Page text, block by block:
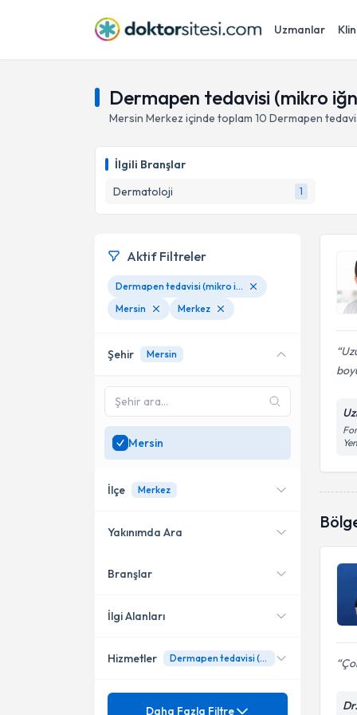
Uzmanlar
Dermapen tedavisi (mikro
Mersin Merkez içinde toplam 10 Dermapen
İlgili Branşlar
Dermatoloji
1
Aktif Filtreler
Dermapen tedavisi (mikro iğneleme)
Mersin
Merkez
Şehir Mersin
Mersin
İlçe Merkez
Yenişehir
Akdeniz
Yakınımda Ara
Konumuma yakın uzmanları
Branşlar
Dermatoloji
İlgi Alanları
Akıllı dolgu
Hizmetler Dermapen tedavisi (mikro iğneleme)
Ünvan
Daha Fazla Filtre